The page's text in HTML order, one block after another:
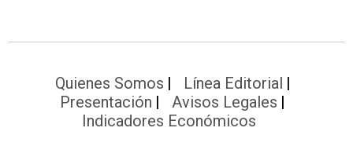
Quienes Somos
Línea Editorial
Presentación
Avisos Legales
Indicadores Económicos